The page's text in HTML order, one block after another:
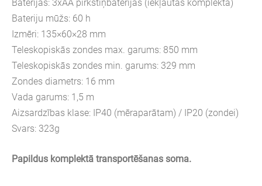
Baterijas: 3xAA pirkstiņbaterijas (iekļautas komplektā)
Bateriju mūžs: 60 h
Izmēri: 135×60×28 mm
Teleskopiskās zondes max. garums: 850 mm
Teleskopiskās zondes min. garums: 329 mm
Zondes diametrs: 16 mm
Vada garums: 1,5 m
Aizsardzības klase: IP40 (mēraparātam) / IP20 (zondei)
Svars: 323g
Papildus komplektā transportēšanas soma.